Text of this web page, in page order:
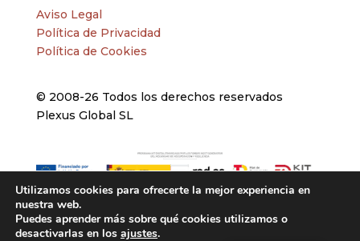
Aviso Legal
Política de Privacidad
Política de Cookies
© 2008-26 Todos los derechos reservados
Plexus Global SL
Utilizamos cookies para ofrecerte la mejor experiencia en
nuestra web.
Puedes aprender más sobre qué cookies utilizamos o
desactivarlas en los ajustes.